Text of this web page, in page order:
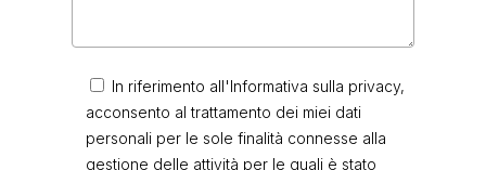
In riferimento all'Informativa sulla privacy,
acconsento al trattamento dei miei dati
personali per le sole finalità connesse alla
gestione delle attività per le quali è stato